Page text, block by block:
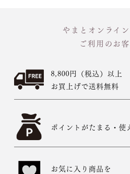
やまとオンライ
ご利用のお
8,800円（税込）以上
お買上げで送料無料
ポイントがたまる・使
お気に入り商品を